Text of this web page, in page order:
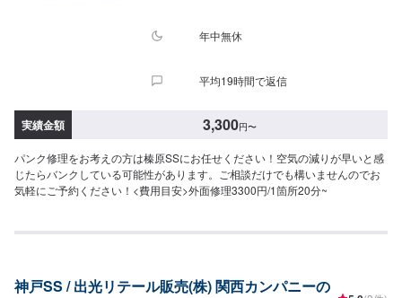
年中無休
平均19時間で返信
実績金額 3,300円〜
パンク修理をお考えの方は榛原SSにお任せください！空気の減りが早いと感
じたらバンクしている可能性があります。ご相談だけでも構いませんのでお
気軽にご予約ください！<費用目安>外面修理3300円/1箇所20分~
神戸SS / 出光リテール販売(株) 関西カンパニーの